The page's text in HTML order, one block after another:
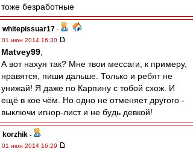
тоже безработные
whitepissuar17 -
01 июн 2014 16:30
Matvey99
А вот нахуя так? Мне твои мессаги, к примеру,
нравятся, пиши дальше. Только и ребят не
унижай! Я даже по Карпину с тобой схож. И
ещё в кое чём. Но одно не отменяет другого -
выключи игнор-лист и не будь девкой!
korzhik -
01 июн 2014 16:29